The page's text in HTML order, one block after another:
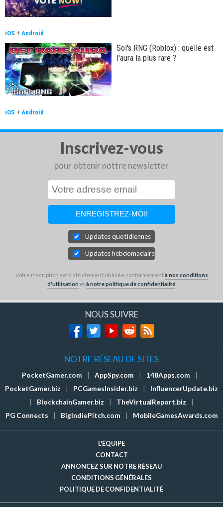
iOS + Android
Sol's RNG (Roblox) : quelle est
l'aura la plus rare ?
iOS + Android
Inscrivez-vous
pour obtenir nottre newsletter
Updates quotidiennes
Updates hebdomadaires
Votre inscription sera strictement utilisée conformémentà nos conditions
d'utilisation età notre politique de confidentialité.
NOUS SUIVRE
NOTRE RÉSEAU DE SITES
PocketGamer.com | AppSpy.com | 148Apps.com
|
PocketGamer.biz
| PCGamesInsider.biz |
InfluencerUpdate.biz
|
BlockchainGamer.biz | TheVirtualReport.biz
|
PG Connects
| BigIndiePitch.com | MobileGamesAwards.com
L'ÉQUIPE
CONTACT
ANNONCEZ SUR NOTRE RÉSEAU
CONDITIONS GÉNÉRALES
POLITIQUE DE CONFIDENTIALITÉ